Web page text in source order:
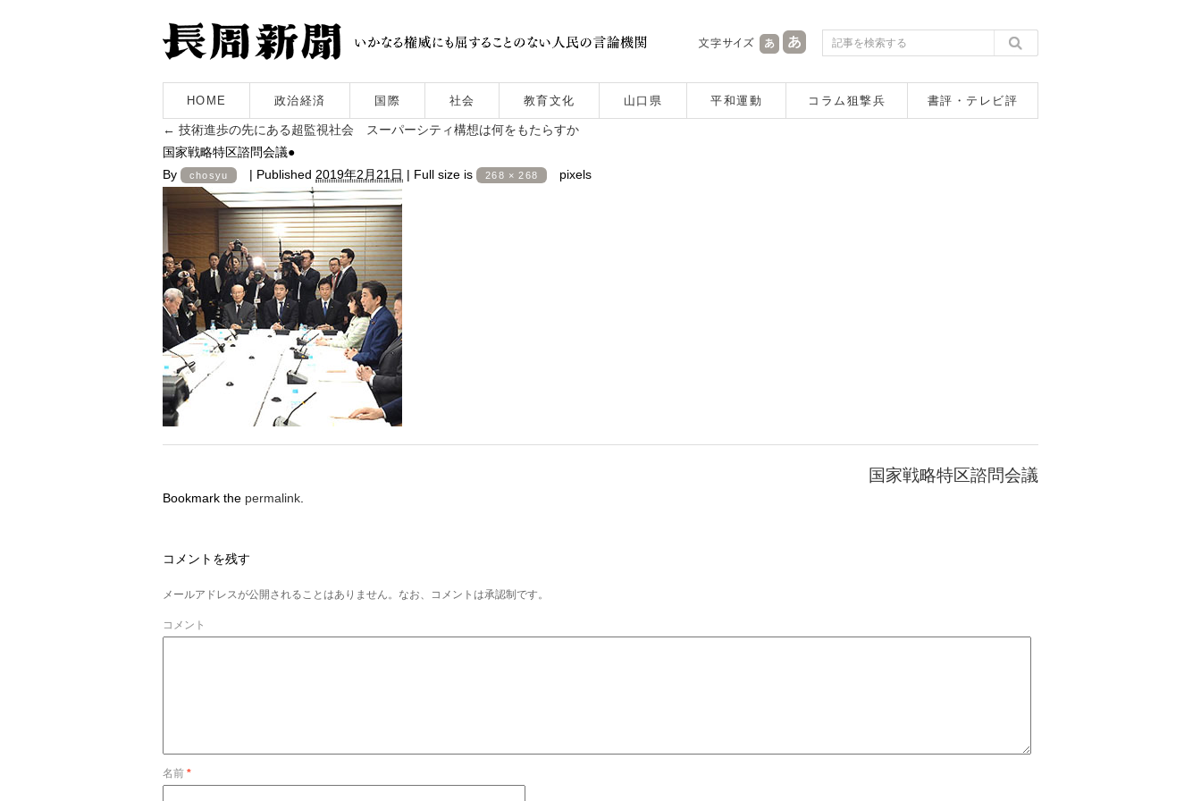
HOME 政治経済 国際 社会 教育文化 山口県 平和運動 コラム狙撃兵 書評・テレビ評
← 技術進歩の先にある超監視社会 スーパーシティ構想は何をもたらすか
国家戦略特区諮問会議●
By
chosyu | Published 2019年2月21日 | Full size is 268 × 268 pixels
国家戦略特区諮問会議
Bookmark the permalink
コメントを残す
メールアドレスが公開されることはありません。なお、コメントは承認制です。
コメント
名前 *